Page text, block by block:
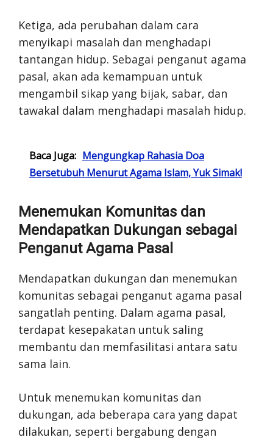
Ketiga, ada perubahan dalam cara
menyikapi masalah dan menghadapi
tantangan hidup. Sebagai penganut agama
pasal, akan ada kemampuan untuk
mengambil sikap yang bijak, sabar, dan
tawakal dalam menghadapi masalah hidup.
Baca Juga: Mengungkap Rahasia Doa
Bersetubuh Menurut Agama Islam, Yuk Simak!
Menemukan Komunitas dan
Mendapatkan Dukungan sebagai
Penganut Agama Pasal
Mendapatkan dukungan dan menemukan
komunitas sebagai penganut agama pasal
sangatlah penting. Dalam agama pasal,
terdapat kesepakatan untuk saling
membantu dan memfasilitasi antara satu
sama lain.
Untuk menemukan komunitas dan
dukungan, ada beberapa cara yang dapat
dilakukan, seperti bergabung dengan